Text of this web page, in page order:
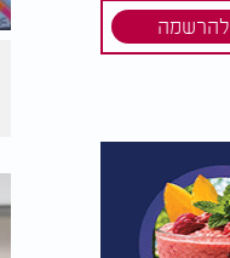
להרשמה